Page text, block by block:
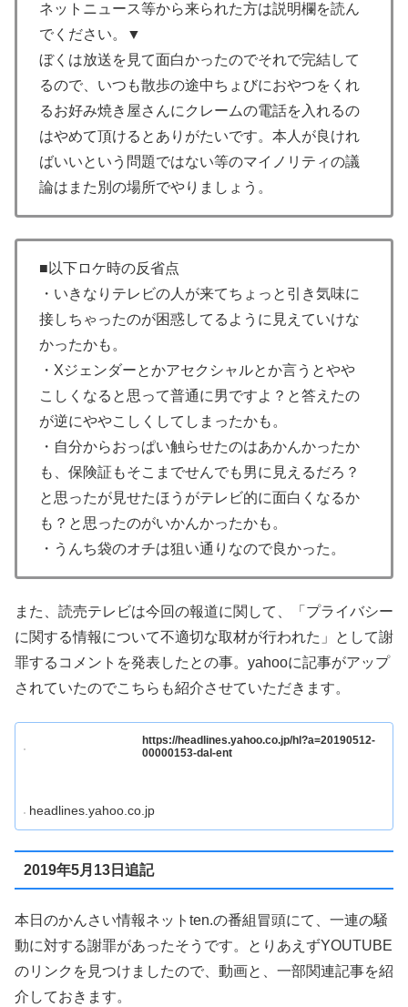
ネットニュース等から来られた方は説明欄を読ん
でください。▼
ぼくは放送を見て面白かったのでそれで完結して
るので、いつも散歩の途中ちょびにおやつをくれ
るお好み焼き屋さんにクレームの電話を入れるの
はやめて頂けるとありがたいです。本人が良けれ
ばいいという問題ではない等のマイノリティの議
論はまた別の場所でやりましょう。
■以下ロケ時の反省点
・いきなりテレビの人が来てちょっと引き気味に
接しちゃったのが困惑してるように見えていけな
かったかも。
・Xジェンダーとかアセクシャルとか言うとやや
こしくなると思って普通に男ですよ？と答えたの
が逆にややこしくしてしまったかも。
・自分からおっぱい触らせたのはあかんかったか
も、保険証もそこまでせんでも男に見えるだろ？
と思ったが見せたほうがテレビ的に面白くなるか
も？と思ったのがいかんかったかも。
・うんち袋のオチは狙い通りなので良かった。
また、読売テレビは今回の報道に関して、「プライバシー
に関する情報について不適切な取材が行われた」として謝
罪するコメントを発表したとの事。yahooに記事がアップ
されていたのでこちらも紹介させていただきます。
https://headlines.yahoo.co.jp/hl?a=20190512-
00000153-dal-ent
headlines.yahoo.co.jp
2019年5月13日追記
本日のかんさい情報ネットten.の番組冒頭にて、一連の騒
動に対する謝罪があったそうです。とりあえずYOUTUBE
のリンクを見つけましたので、動画と、一部関連記事を紹
介しておきます。